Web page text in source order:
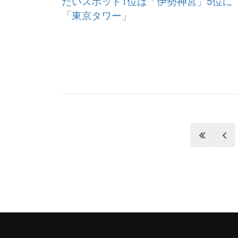
 